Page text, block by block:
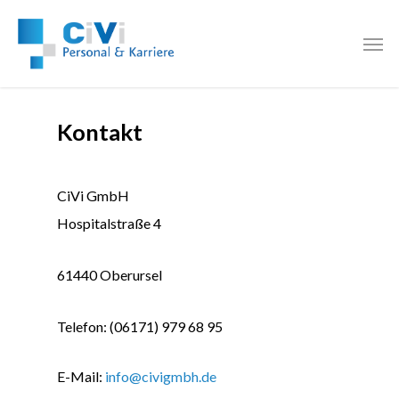
Kontakt
CiVi GmbH
Hospitalstraße 4
61440 Oberursel
Telefon: (06171) 979 68 95
E-Mail: info@civigmbh.de